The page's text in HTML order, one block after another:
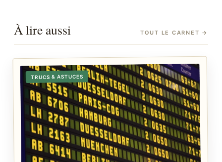
À lire aussi TOUT LE CARNET →
TRUCS & ASTUCES